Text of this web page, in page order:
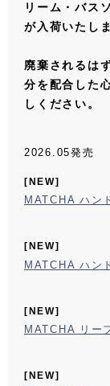
リーム・バス
が入荷いたし
廃棄されるは
分を配合した
しください。
2026.05発売
[NEW]
MATCHA ハン
[NEW]
MATCHA ハン
[NEW]
MATCHA リー
[NEW]